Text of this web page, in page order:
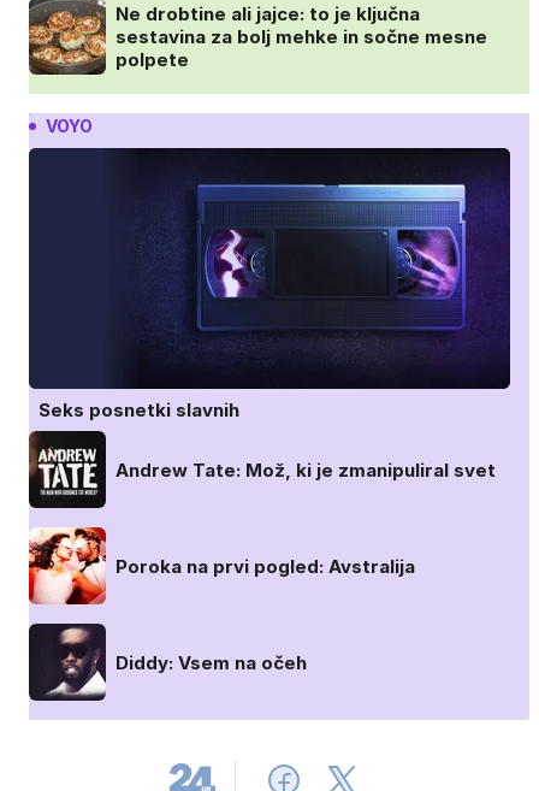
Ne drobtine ali jajce: to je ključna
sestavina za bolj mehke in sočne mesne
polpete
VOYO
Seks posnetki slavnih
Andrew Tate: Mož, ki je zmanipuliral svet
Poroka na prvi pogled: Avstralija
Diddy: Vsem na očeh